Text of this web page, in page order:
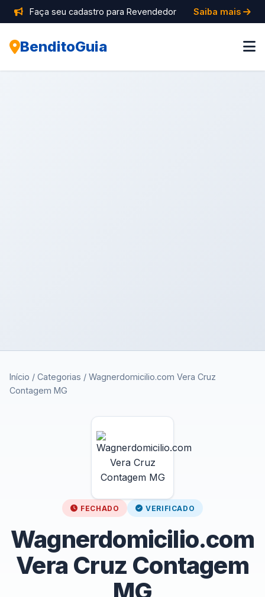
Faça seu cadastro para Revendedor Saiba mais
BenditoGuia
Início / Categorias / Wagnerdomicilio.com Vera Cruz
Contagem MG
FECHADO VERIFICADO
Wagnerdomicilio.com
Vera Cruz Contagem